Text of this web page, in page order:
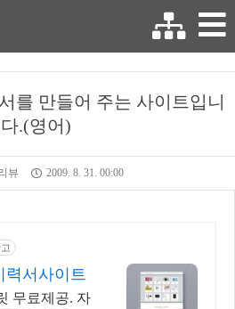
를 만들어 주는 사이트입니
다.(영어)
뷰 2009. 8. 31. 00:00
력서사이트
무료제공. 자